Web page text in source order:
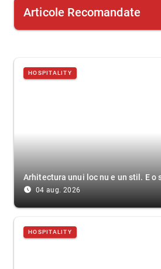
Articole Recomandate
HOSPITALITY
Arhitectura unui loc nu e un stil. E o
access_time_filled 04 aug. 2026
HOSPITALITY